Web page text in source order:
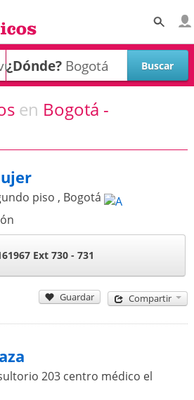
¿Dónde?
en Bogotá -
piso , Bogotá
Ext 730 - 731
Guardar Compartir
203 centro médico el